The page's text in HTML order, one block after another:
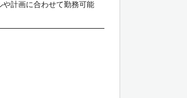
計画に合わせて勤務可能